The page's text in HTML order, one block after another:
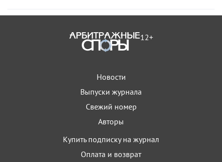
12+
Новости
Выпуски журнала
Свежий номер
Авторы
Купить подписку на журнал
Оплата и возврат